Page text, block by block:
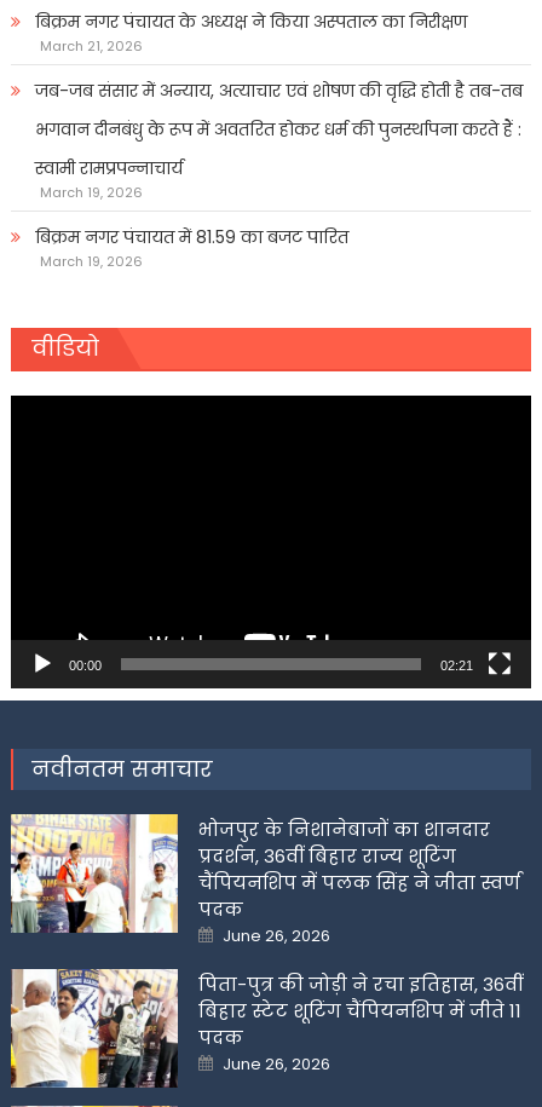
बिक्रम नगर पंचायत के अध्यक्ष ने किया अस्पताल का निरीक्षण
March 21, 2026
जब-जब संसार में अन्याय, अत्याचार एवं शोषण की वृद्धि होती है तब-तब
भगवान दीनबंधु के रूप में अवतरित होकर धर्म की पुनर्स्थापना करते हैं :
स्वामी रामप्रपन्नाचार्य
March 19, 2026
बिक्रम नगर पंचायत में 81.59 का बजट पारित
March 19, 2026
वीडियो
00:00 02:21
नवीनतम समाचार
भोजपुर के निशानेबाजों का शानदार
प्रदर्शन, 36वीं बिहार राज्य शूटिंग
चैंपियनशिप में पलक सिंह ने जीता स्वर्ण
पदक
Posted
on
June 26, 2026
पिता-पुत्र की जोड़ी ने रचा इतिहास, 36वीं
बिहार स्टेट शूटिंग चैंपियनशिप में जीते 11
पदक
Posted
on
June 26, 2026